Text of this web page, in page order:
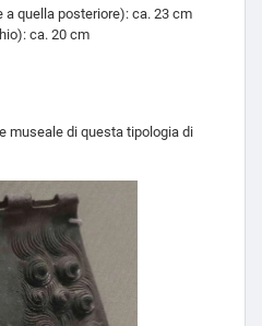
a quella posteriore): ca. 23 cm
ca. 20 cm
museale di questa tipologia di